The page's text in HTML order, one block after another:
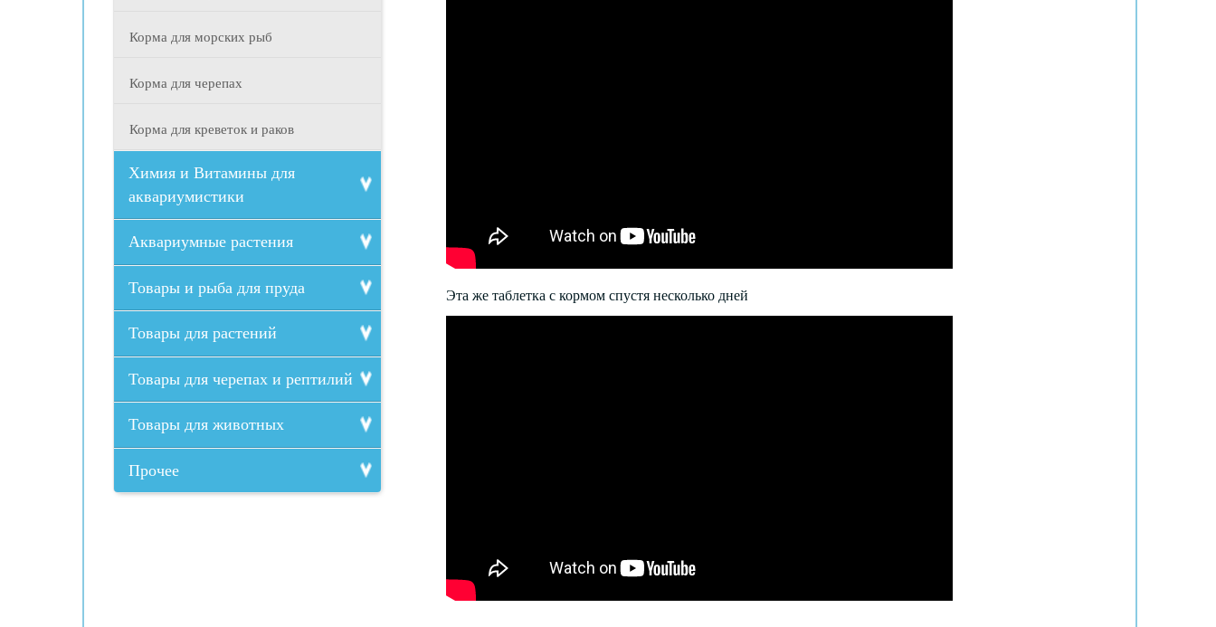
Корма для морских рыб
Корма для черепах
Корма для креветок и раков
Химия и Витамины для
аквариумистики
Аквариумные растения
Товары и рыба для пруда
Товары для растений
Товары для черепах и рептилий
Товары для животных
Прочее
Эта же таблетка с кормом спустя несколько дней